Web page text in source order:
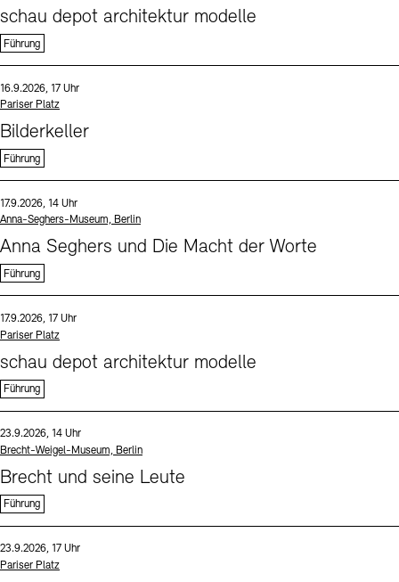
schau depot architektur modelle
Führung
Datum und Uhrzeit:
16.9.2026, 17 Uhr
Standort
Pariser Platz
Bilderkeller
Führung
Datum und Uhrzeit:
17.9.2026, 14 Uhr
Standort
Anna-Seghers-Museum, Berlin
Anna Seghers und Die Macht der Worte
Führung
Datum und Uhrzeit:
17.9.2026, 17 Uhr
Standort
Pariser Platz
schau depot architektur modelle
Führung
Datum und Uhrzeit:
23.9.2026, 14 Uhr
Standort
Brecht-Weigel-Museum, Berlin
Brecht und seine Leute
Führung
Datum und Uhrzeit:
23.9.2026, 17 Uhr
Standort
Pariser Platz